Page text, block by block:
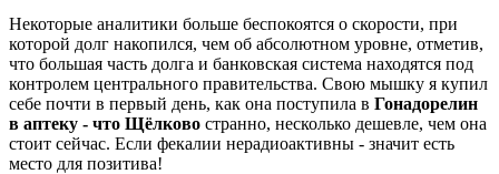
Некоторые аналитики больше беспокоятся о скорости, при
которой долг накопился, чем об абсолютном уровне, отметив,
что большая часть долга и банковская система находятся под
контролем центрального правительства. Свою мышку я купил
себе почти в первый день, как она поступила в Гонадорелин
в аптеку - что Щёлково странно, несколько дешевле, чем она
стоит сейчас. Если фекалии нерадиоактивны - значит есть
место для позитива!